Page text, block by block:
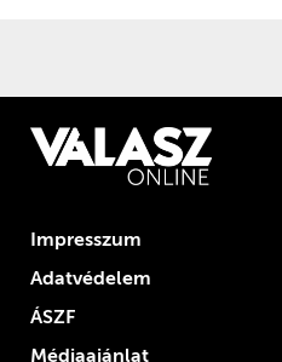
Impresszum
Adatvédelem
ÁSZF
Médiaajánlat